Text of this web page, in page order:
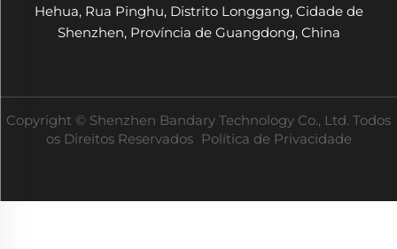
Hehua, Rua Pinghu, Distrito Longgang, Cidade de
Shenzhen, Província de Guangdong, China
Copyright © Shenzhen Bandary Technology Co., Ltd. Todos
os Direitos Reservados Política de Privacidade